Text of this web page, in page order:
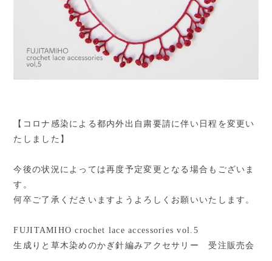
【コロナ感染による都内外出自粛要請に伴い日程を変更い
たしました】
今後の状況によっては再度予定変更となる場合もございま
す。
何卒ご了承くださいますようよろしくお願いいたします。
FUJITAMIHO crochet lace accessories vol.5
生成りと草木染めのかぎ針編みアクセサリー 受注販売会